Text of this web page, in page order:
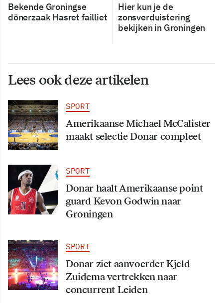
Bekende Groningse
dönerzaak Hasret failliet
Hier kun je de
zonsverduistering
bekijken in Groningen
Lees ook deze artikelen
SPORT
Amerikaanse Michael McCalister
maakt selectie Donar compleet
SPORT
Donar haalt Amerikaanse point
guard Kevon Godwin naar
Groningen
SPORT
Donar ziet aanvoerder Kjeld
Zuidema vertrekken naar
concurrent Leiden